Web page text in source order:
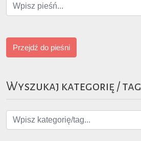
Przejdź do pieśni
Wyszukaj kategorię / tag